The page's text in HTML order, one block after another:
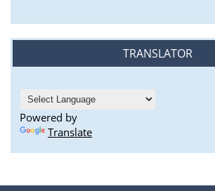
TRANSLATOR
Powered by
Translate